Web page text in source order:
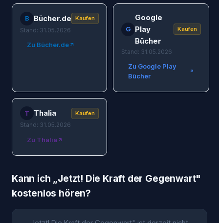
B Bücher.de Kaufen
Stand: 31.05.2026
Zu Bücher.de
G
Google
Play
Bücher
Kaufen
Stand: 31.05.2026
Zu Google Play
Bücher
T Thalia Kaufen
Stand: 31.05.2026
Zu Thalia
Kann ich „Jetzt! Die Kraft der Gegenwart"
kostenlos hören?